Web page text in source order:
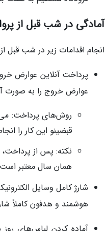
آمادگی در شب قبل از
انجام اقدامات زیر در شب قبل
پرداخت آنلاین عوارض
عوارض خروج را به صورت
قبضینو این کار را
نکته: پس از پرداخت،
همان سال معتبر
شارژ کامل وسایل
هوشمند و هدفون کاملاً